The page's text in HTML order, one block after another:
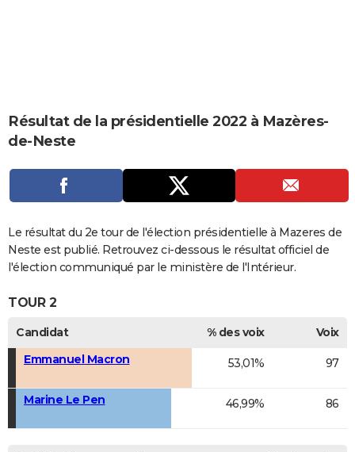
CARTE DE VOEUX
Carte de Noël
Carte Bonne année
Carte Saint-Valentin
Carte Pâques
Carte d'anniversaire
DICTIONNAIRE
Dictionnaire
Biographies
Expressions
Proverbes
PROGRAMME TV
S'inscrire
Se connecter
Lycées
Collèges
Primaires
Universités
Entreprises
Service militaire
Avis de recherche
AVIS DE DÉCÈS
Bricolage
Lifestyle
Culture
Sport
Auto
Television
Voyage
Cinema
Résultat de la présidentielle 2022 à Mazères-
de-Neste
Le résultat du 2e tour de l'élection présidentielle à Mazeres de
Neste est publié. Retrouvez ci-dessous le résultat officiel de
l'élection communiqué par le ministère de l'Intérieur.
TOUR 2
Candidat % des voix
Voix
Emmanuel Macron
53,01% 97
Marine Le Pen 46,99% 86